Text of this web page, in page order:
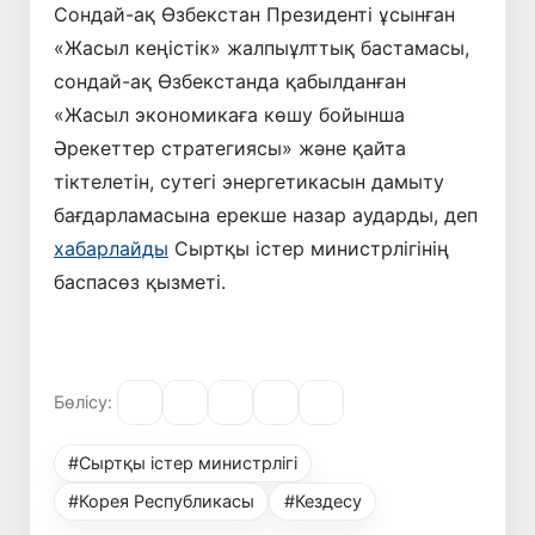
Сондай-ақ Өзбекстан Президенті ұсынған
«Жасыл кеңістік» жалпыұлттық бастамасы,
сондай-ақ Өзбекстанда қабылданған
«Жасыл экономикаға көшу бойынша
Әрекеттер стратегиясы» және қайта
тіктелетін, сутегі энергетикасын дамыту
бағдарламасына ерекше назар аударды, деп
хабарлайды Сыртқы істер министрлігінің
баспасөз қызметі.
Бөлісу:
#Сыртқы істер министрлігі
#Корея Республикасы
#Кездесу